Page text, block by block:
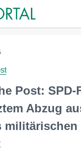
Post:
Abzug